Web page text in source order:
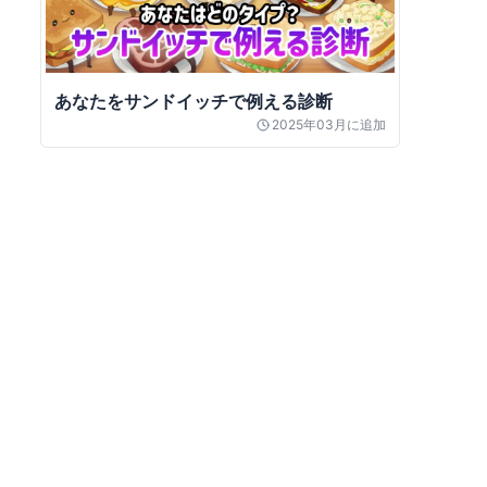
あなたをサンドイッチで例える診断
2025年03月 に追加